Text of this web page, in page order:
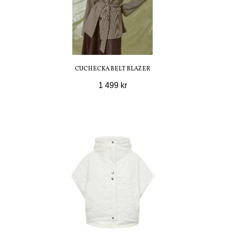
CUCHECKA BELT BLAZER
1 499 kr